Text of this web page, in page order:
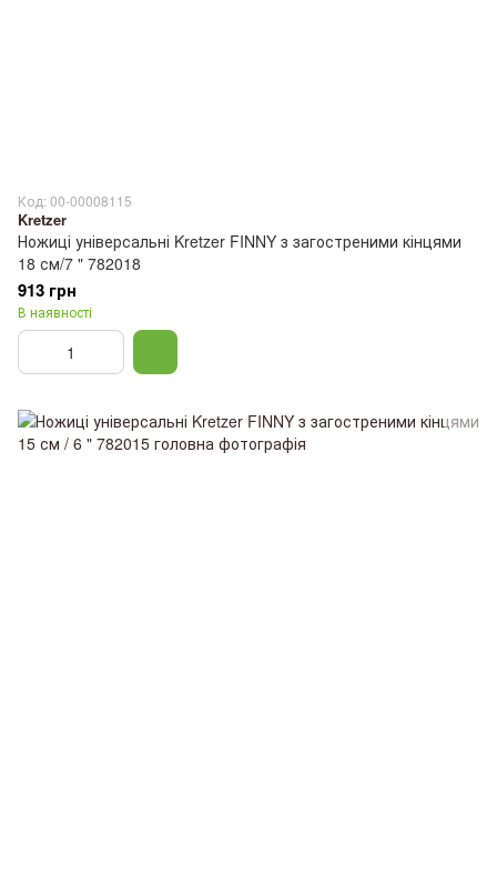
Код: 00-00008115
Kretzer
Ножиці універсальні Kretzer FINNY з загостреними кінцями
18 см/7 " 782018
913 грн
В наявності